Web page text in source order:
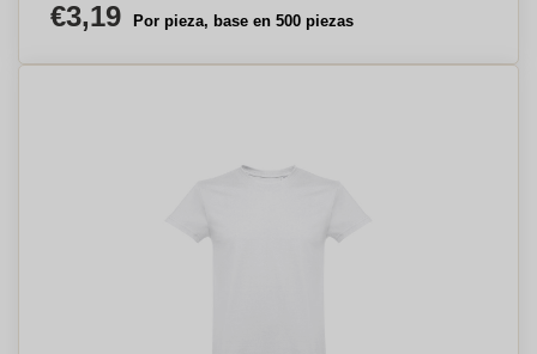
€3,19 Por pieza, base en 500 piezas